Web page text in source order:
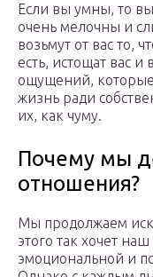
Если вы умны, то
очень мелочны и
возьмут от вас то,
есть, истощат вас
ощущений,
жизнь ради
их, как чуму.
Почему мы
отношения?
Мы продолжаем
этого так хочет
эмоциональной и